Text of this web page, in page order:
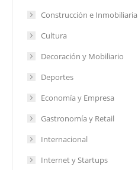
Construcción e Inmobiliaria
Cultura
Decoración y Mobiliario
Deportes
Economía y Empresa
Gastronomía y Retail
Internacional
Internet y Startups